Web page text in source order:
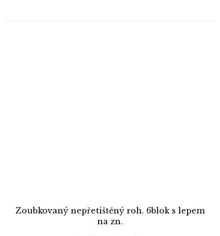
Zoubkovaný nepřetištěný roh. 6blok s lepem
na zn.